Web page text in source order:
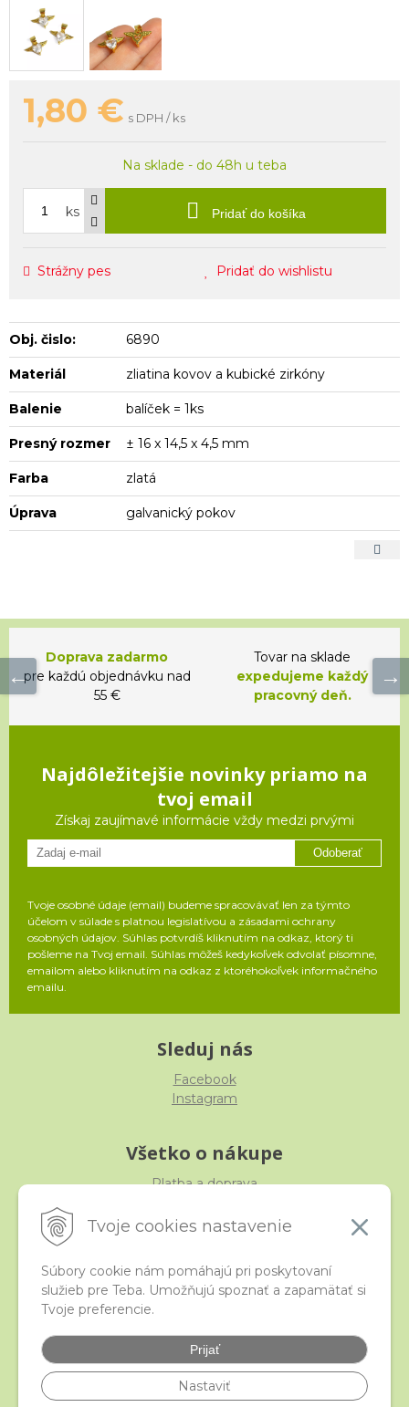
Tvoje cookies nastavenie
Súbory cookie nám pomáhajú pri poskytovaní
služieb pre Teba. Umožňujú spoznať a zapamätať si
Tvoje preferencie.
Prijať
Nastaviť
1,80 € s DPH / ks
Na sklade - do 48h u teba
ks Pridať do košíka
Strážny pes Pridať do wishlistu
Obj. čislo: 6890
Materiál zliatina kovov a kubické zirkóny
Balenie balíček = 1ks
Presný rozmer ± 16 x 14,5 x 4,5 mm
Farba zlatá
Úprava galvanický pokov
Doprava zadarmo
pre každú objednávku nad
55 €
Tovar na sklade
expedujeme každý
pracovný deň.
Najdôležitejšie novinky priamo na
tvoj email
Získaj zaujímavé informácie vždy medzi prvými
Odoberať
Tvoje osobné údaje (email) budeme spracovávať len za týmto
účelom v súlade s platnou legislatívou a zásadami ochrany
osobných údajov. Súhlas potvrdíš kliknutím na odkaz, ktorý ti
pošleme na Tvoj email. Súhlas môžeš kedykoľvek odvolať písomne,
emailom alebo kliknutím na odkaz z ktoréhokoľvek informačného
emailu.
Sleduj nás
Facebook
Instagram
Všetko o nákupe
Platba a doprava
Obchodné podmienky
iStraka
Veľkoobchod
Najčastejšie otázky
Certifikáty